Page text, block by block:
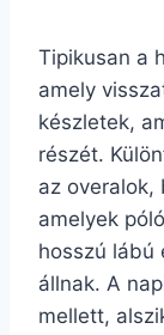
Tipikusan a
amely
készletek,
részét.
az overalok,
amelyek
hosszú lábú
állnak. A
mellett,